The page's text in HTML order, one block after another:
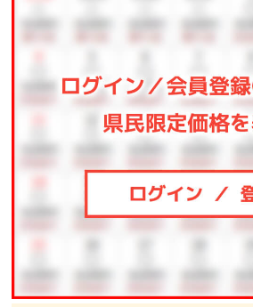
国道331号線経由、沖縄自動車道
ら「許田」ICを経由。国道58号線
キロ直進。瀬底大橋（交差点）で
り、県道172号線から2キロ先となり
【キャンセルポリシー】
変更ご希望の場合は、キャンセル
ご予約の変更またはキャンセルは
で承ります。